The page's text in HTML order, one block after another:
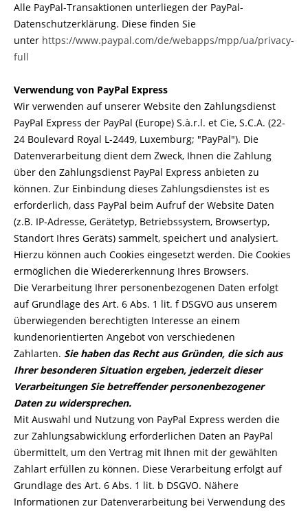
Alle PayPal-Transaktionen unterliegen der PayPal-
Datenschutzerklärung. Diese finden Sie
unter https://www.paypal.com/de/webapps/mpp/ua/privacy-
full
Verwendung von PayPal Express
Wir verwenden auf unserer Website den Zahlungsdienst
PayPal Express der PayPal (Europe) S.à.r.l. et Cie, S.C.A. (22-
24 Boulevard Royal L-2449, Luxemburg; "PayPal"). Die
Datenverarbeitung dient dem Zweck, Ihnen die Zahlung
über den Zahlungsdienst PayPal Express anbieten zu
können. Zur Einbindung dieses Zahlungsdienstes ist es
erforderlich, dass PayPal beim Aufruf der Website Daten
(z.B. IP-Adresse, Gerätetyp, Betriebssystem, Browsertyp,
Standort Ihres Geräts) sammelt, speichert und analysiert.
Hierzu können auch Cookies eingesetzt werden. Die Cookies
ermöglichen die Wiedererkennung Ihres Browsers.
Die Verarbeitung Ihrer personenbezogenen Daten erfolgt
auf Grundlage des Art. 6 Abs. 1 lit. f DSGVO aus unserem
überwiegenden berechtigten Interesse an einem
kundenorientierten Angebot von verschiedenen
Zahlarten. Sie haben das Recht aus Gründen, die sich aus
Ihrer besonderen Situation ergeben, jederzeit dieser
Verarbeitungen Sie betreffender personenbezogener
Daten zu widersprechen.
Mit Auswahl und Nutzung von PayPal Express werden die
zur Zahlungsabwicklung erforderlichen Daten an PayPal
übermittelt, um den Vertrag mit Ihnen mit der gewählten
Zahlart erfüllen zu können. Diese Verarbeitung erfolgt auf
Grundlage des Art. 6 Abs. 1 lit. b DSGVO. Nähere
Informationen zur Datenverarbeitung bei Verwendung des